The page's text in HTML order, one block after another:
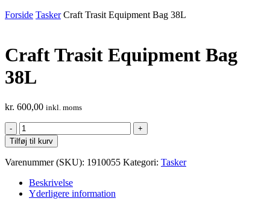
Forside Tasker Craft Trasit Equipment Bag 38L
Craft Trasit Equipment Bag
38L
kr. 600,00 inkl. moms
Craft
Trasit
Equipment
Bag
antal
Tilføj til kurv
Varenummer (SKU): 1910055 Kategori: Tasker
Beskrivelse
Yderligere information